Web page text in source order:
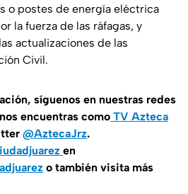
o postes de energía eléctrica
la fuerza de las ráfagas, y
actualizaciones de las
Civil.
síguenos en nuestras redes
encuentras como TV Azteca
@AztecaJrz.
en
o también visita más